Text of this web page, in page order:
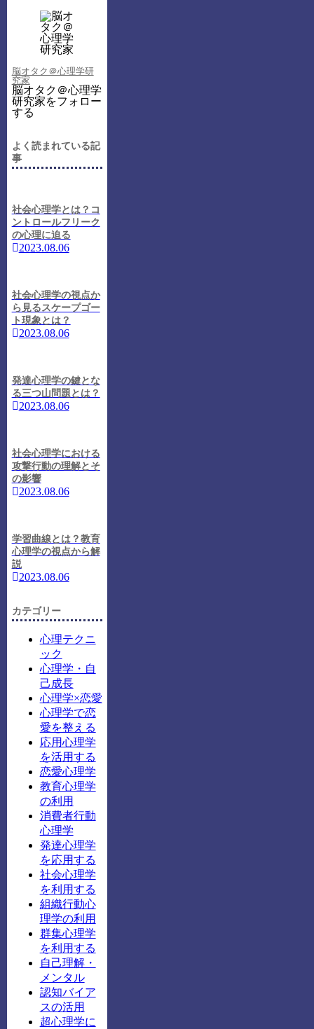
脳オタク＠心理学研
究家
脳オタク＠心理学
研究家をフォロー
する
よく読まれている記
事
社会心理学とは？コ
ントロールフリーク
の心理に迫る
2023.08.06
社会心理学の視点か
ら見るスケープゴー
ト現象とは？
2023.08.06
発達心理学の鍵とな
る三つ山問題とは？
2023.08.06
社会心理学における
攻撃行動の理解とそ
の影響
2023.08.06
学習曲線とは？教育
心理学の視点から解
説
2023.08.06
カテゴリー
心理テクニ
ック
心理学・自
己成長
心理学×恋愛
心理学で恋
愛を整える
応用心理学
を活用する
恋愛心理学
教育心理学
の利用
消費者行動
心理学
発達心理学
を応用する
社会心理学
を利用する
組織行動心
理学の利用
群集心理学
を利用する
自己理解・
メンタル
認知バイア
スの活用
超心理学に